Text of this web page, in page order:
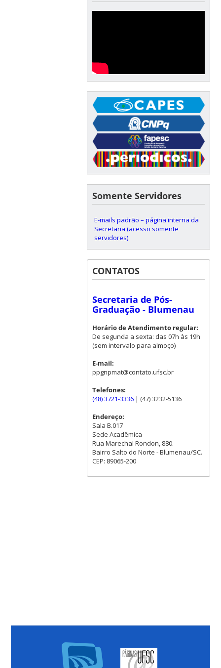
Somente Servidores
E-mails padrão – página interna da
Secretaria (acesso somente
servidores)
CONTATOS
Secretaria de Pós-
Graduação - Blumenau
Horário de Atendimento regular:
De segunda a sexta: das 07h às 19h
(sem intervalo para almoço)
E-mail:
ppgnpmat@contato.ufsc.br
Telefones:
(48) 3721-3336| (47) 3232-5136
Endereço:
Sala B.017
Sede Acadêmica
Rua Marechal Rondon, 880.
Bairro Salto do Norte - Blumenau/SC.
CEP: 89065-200